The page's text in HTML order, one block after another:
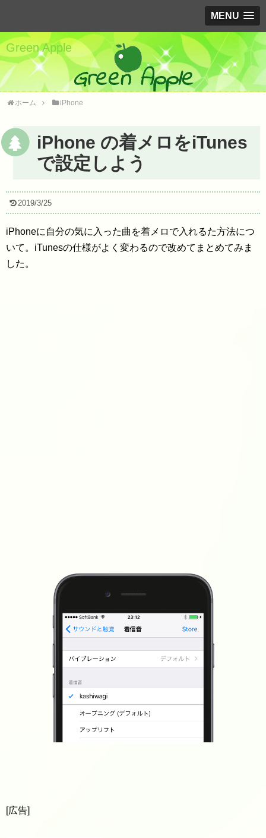
MENU
Green Apple
ホーム iPhone
iPhone の着メロをiTunes
で設定しよう
2019/3/25
iPhoneに自分の気に入った曲を着メロで入れるた方法につ
いて。iTunesの仕様がよく変わるので改めてまとめてみま
した。
[広告]